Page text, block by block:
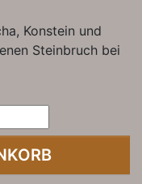
Konstein und
Steinbruch bei